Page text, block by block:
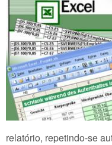
relatório, repetindo-se